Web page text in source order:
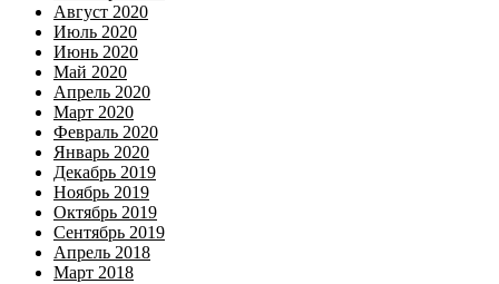
Август 2020
Июль 2020
Июнь 2020
Май 2020
Апрель 2020
Март 2020
Февраль 2020
Январь 2020
Декабрь 2019
Ноябрь 2019
Октябрь 2019
Сентябрь 2019
Апрель 2018
Март 2018